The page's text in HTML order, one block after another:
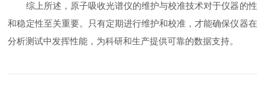
综上所述，原子吸收光谱仪的维护与校准技术对于仪器的性
和稳定性至关重要。只有定期进行维护和校准，才能确保仪器在
分析测试中发挥性能，为科研和生产提供可靠的数据支持。